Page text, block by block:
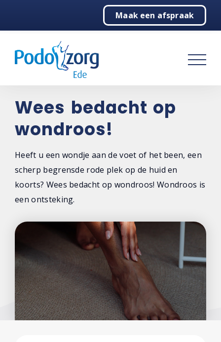
Maak een afspraak
Podologie
Behandelingen
Over ons
Contact
Wees bedacht op
wondroos!
Heeft u een wondje aan de voet of het been, een
scherp begrensde rode plek op de huid en
koorts? Wees bedacht op wondroos! Wondroos is
een ontsteking.